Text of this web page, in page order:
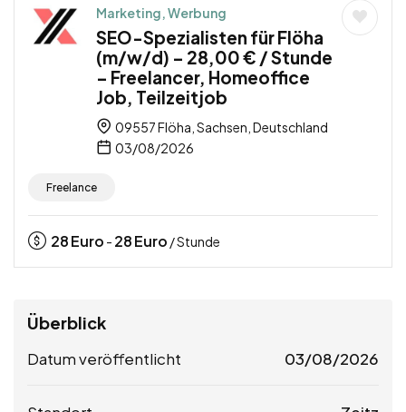
Marketing, Werbung
SEO-Spezialisten für Flöha
(m/w/d) – 28,00 € / Stunde
– Freelancer, Homeoffice
Job, Teilzeitjob
09557 Flöha, Sachsen, Deutschland
03/08/2026
Freelance
28Euro - 28Euro / Stunde
Überblick
Datum veröffentlicht 03/08/2026